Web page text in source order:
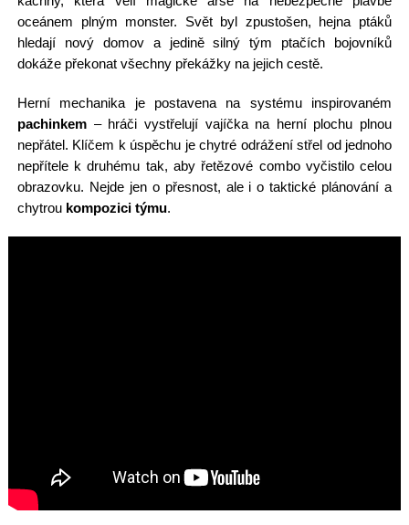
oceánem plným monster. Svět byl zpustošen, hejna ptáků
hledají nový domov a jedině silný tým ptačích bojovníků
dokáže překonat všechny překážky na jejich cestě.
Herní mechanika je postavena na systému inspirovaném
pachinkem– hráči vystřelují vajíčka na herní plochu plnou
nepřátel. Klíčem k úspěchu je chytré odrážení střel od jednoho
nepřítele k druhému tak, aby řetězové combo vyčistilo celou
obrazovku. Nejde jen o přesnost, ale i o taktické plánování a
chytrou kompozici týmu.